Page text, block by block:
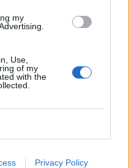
my
Use,
of my
with the
Privacy Policy